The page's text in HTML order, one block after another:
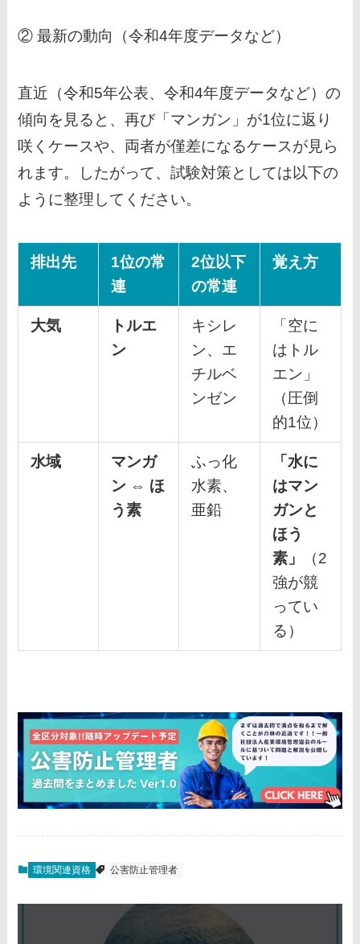
② 最新の動向（令和4年度データなど）
直近（令和5年公表、令和4年度データなど）の
傾向を見ると、再び「マンガン」が1位に返り
咲くケースや、両者が僅差になるケースが見ら
れます。したがって、試験対策としては以下の
ように整理してください。
排出先
1位の常
連
2位以下
の常連
覚え方
大気
トルエ
ン
キシレ
ン、エ
チルベ
ンゼン
「空に
はトル
エン」
（圧倒
的1位）
水域
マンガ
ン ⇔ ほ
う素
ふっ化
水素、
亜鉛
「水に
はマン
ガンと
ほう
素」
（2
強が競
ってい
る）
環境関連資格 公害防止管理者